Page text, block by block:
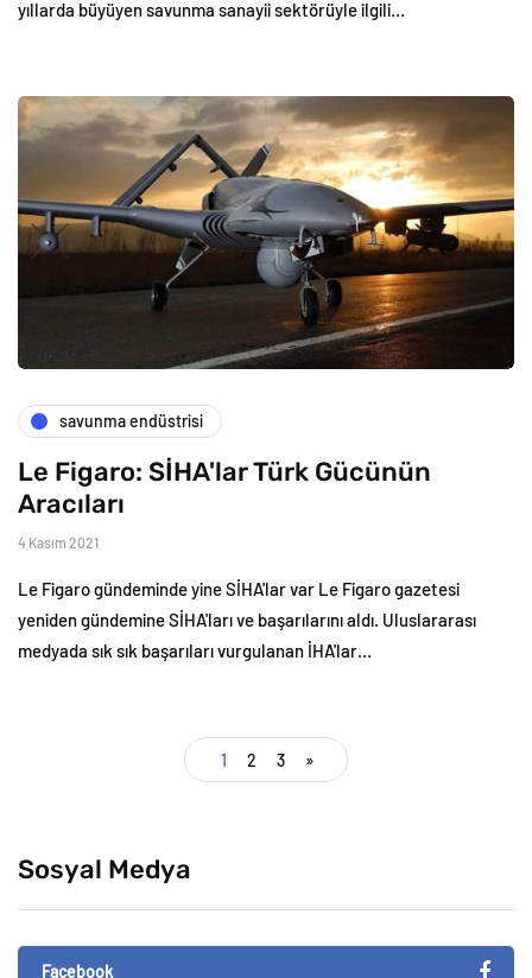
yıllarda büyüyen savunma sanayii sektörüyle ilgili…
savunma endüstrisi
Le Figaro: SİHA'lar Türk Gücünün
Aracıları
4 Kasım 2021
Le Figaro gündeminde yine SİHA'lar var Le Figaro gazetesi
yeniden gündemine SİHA'ları ve başarılarını aldı. Uluslararası
medyada sık sık başarıları vurgulanan İHA'lar…
1 2 3 »
Sosyal Medya
Facebook